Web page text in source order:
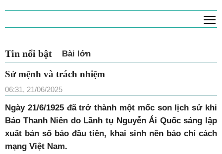
Tin nổi bật Bài lớn
Sứ mệnh và trách nhiệm
06:31, 21/06/2025
Ngày 21/6/1925 đã trở thành một mốc son lịch sử khi
Báo Thanh Niên do Lãnh tụ Nguyễn Ái Quốc sáng lập
xuất bản số báo đầu tiên, khai sinh nền báo chí cách
mạng Việt Nam.